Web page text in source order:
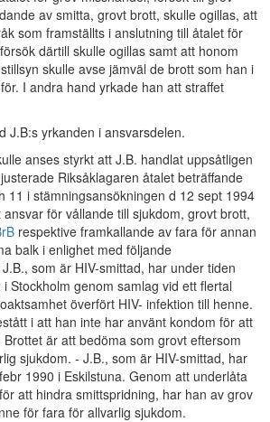
av smitta, grovt brott, skulle ogillas, att
som framställts i anslutning till åtalet för
därtill skulle ogillas samt att honom
skulle avse jämväl de brott som han i
I andra hand yrkade han att straffet
J.B:s yrkanden i ansvarsdelen.
anses styrkt att J.B. handlat uppsåtligen
Riksåklagaren åtalet beträffande
11 i stämningsansökningen d 12 sept 1994
för vållande till sjukdom, grovt brott,
respektive framkallande av fara för annan
balk i enlighet med följande
som är HIV-smittad, har under tiden
Stockholm genom samlag vid ett flertal
överfört HIV- infektion till henne.
i att han inte har använt kondom för att
är att bedöma som grovt eftersom
sjukdom. - J.B., som är HIV-smittad, har
1990 i Eskilstuna. Genom att underlåta
att hindra smittspridning, har han av grov
för fara för allvarlig sjukdom.